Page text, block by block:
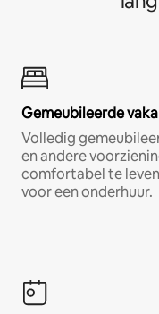
Gemeubileerde
Volledig
en andere
comfortabel te
voor een onderhuur.